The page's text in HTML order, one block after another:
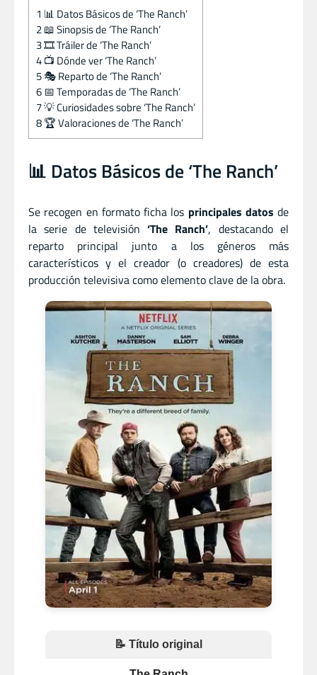
1 📊 Datos Básicos de ‘The Ranch’
2📖 Sinopsis de ‘The Ranch’
3🎞️ Tráiler de ‘The Ranch’
4📺 Dónde ver ‘The Ranch’
5🎭 Reparto de ‘The Ranch’
6📅 Temporadas de ‘The Ranch’
7💡 Curiosidades sobre ‘The Ranch’
8🏆 Valoraciones de ‘The Ranch’
📊 Datos Básicos de ‘The Ranch’
Se recogen en formato ficha los principales datos de
la serie de televisión‘The Ranch’, destacando el
reparto principal junto a los géneros más
característicos y el creador (o creadores) de esta
producción televisiva como elemento clave de la obra.
📝 Título original